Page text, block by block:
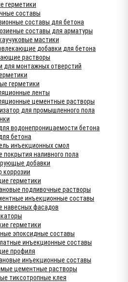
герметики
составы
составы для бетона
составы для арматуры
мастики
добавки для бетона
растворы
для монтажных отверстий
герметики
ленты
цементные растворы
для промышленного пола
водонепроницаемости бетона
бетона
инъекционных смол
наливного пола
добавки
коррозии
герметики
подливочные растворы
инъекционные составы
навесных фасадов
герметики
эпоксидные составы
инъекционные составы
профиля
инъекционные составы
цементные растворы
тиксотропные клея